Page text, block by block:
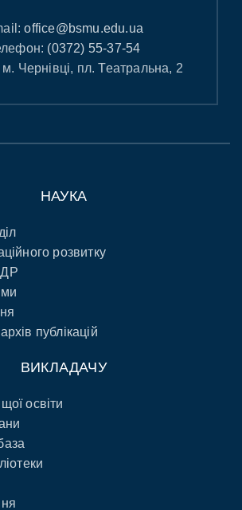
office@bsmu.edu.ua
(0372) 55-37-54
Чернівці, пл. Театральна, 2
НАУКА
розвитку
публікацій
ВИКЛАДАЧУ
освіти